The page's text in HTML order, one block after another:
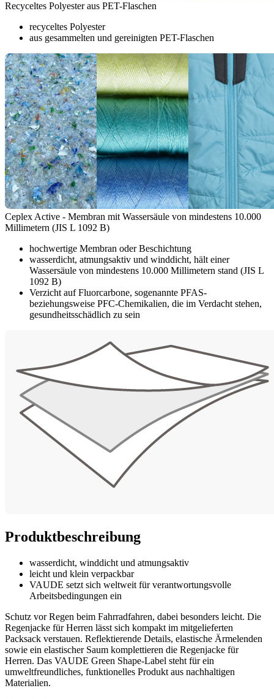
Recyceltes Polyester aus PET-Flaschen
recyceltes Polyester
aus gesammelten und gereinigten PET-Flaschen
Ceplex Active - Membran mit Wassersäule von mindestens 10.000
Millimetern (JIS L 1092 B)
hochwertige Membran oder Beschichtung
wasserdicht, atmungsaktiv und winddicht, hält einer
Wassersäule von mindestens 10.000 Millimetern stand (JIS L
1092 B)
Verzicht auf Fluorcarbone, sogenannte PFAS-
beziehungsweise PFC-Chemikalien, die im Verdacht stehen,
gesundheitsschädlich zu sein
Produktbeschreibung
wasserdicht, winddicht und atmungsaktiv
leicht und klein verpackbar
VAUDE setzt sich weltweit für verantwortungsvolle
Arbeitsbedingungen ein
Schutz vor Regen beim Fahrradfahren, dabei besonders leicht. Die
Regenjacke für Herren lässt sich kompakt im mitgelieferten
Packsack verstauen. Reflektierende Details, elastische Ärmelenden
sowie ein elastischer Saum komplettieren die Regenjacke für
Herren. Das VAUDE Green Shape-Label steht für ein
umweltfreundliches, funktionelles Produkt aus nachhaltigen
Materialien.